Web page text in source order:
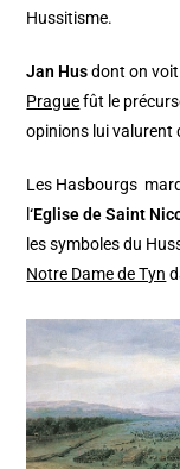
Hussitisme.
Jan Husdont on
Praguefût le
opinions lui valurent
Les Hasbourgs
l‘Eglise de Saint
les symboles du
Notre Dame de Tyn